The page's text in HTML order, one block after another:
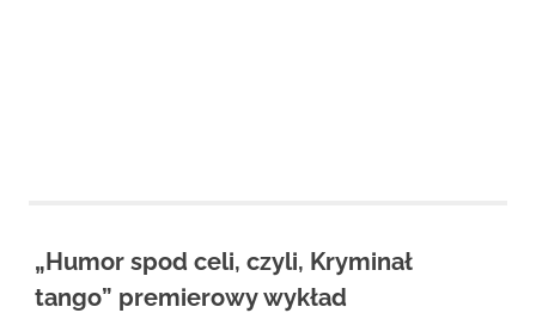
„Humor spod celi, czyli, Kryminał
tango” premierowy wykład